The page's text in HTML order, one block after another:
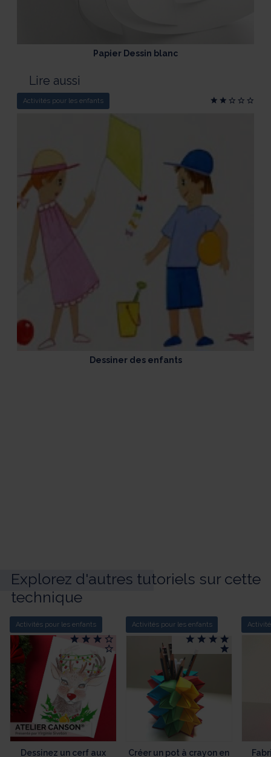
Papier Dessin blanc
Lire aussi
Activités pour les enfants
Dessiner des enfants
Explorez d'autres tutoriels sur cette
technique
Activités pour les enfants
Dessinez un cerf aux
Activités pour les enfants
Créer un pot à crayon en